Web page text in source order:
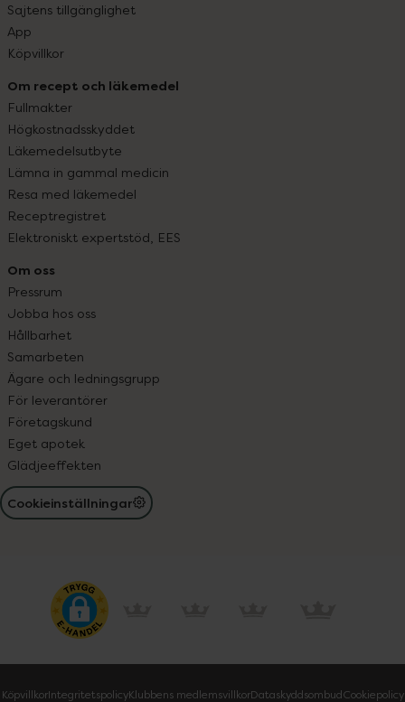
Sajtens tillgänglighet
App
Köpvillkor
Om recept och läkemedel
Fullmakter
Högkostnadsskyddet
Läkemedelsutbyte
Lämna in gammal medicin
Resa med läkemedel
Receptregistret
Elektroniskt expertstöd, EES
Om oss
Pressrum
Jobba hos oss
Hållbarhet
Samarbeten
Ägare och ledningsgrupp
För leverantörer
Företagskund
Eget apotek
Glädjeeffekten
Cookieinställningar
KöpvillkorIntegritetspolicyKlubbens medlemsvillkorDataskyddsombudCookiepolicy